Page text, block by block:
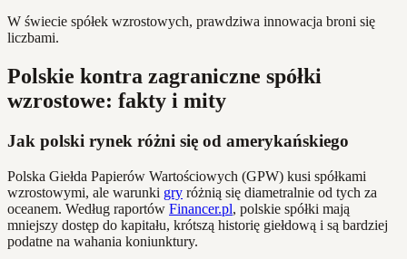
W świecie spółek wzrostowych, prawdziwa innowacja broni się
liczbami.
Polskie kontra zagraniczne spółki
wzrostowe: fakty i mity
Jak polski rynek różni się od amerykańskiego
Polska Giełda Papierów Wartościowych (GPW) kusi spółkami
wzrostowymi, ale warunki gry różnią się diametralnie od tych za
oceanem. Według raportów Financer.pl, polskie spółki mają
mniejszy dostęp do kapitału, krótszą historię giełdową i są bardziej
podatne na wahania koniunktury.